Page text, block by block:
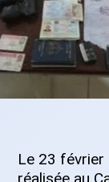
Le 23 février